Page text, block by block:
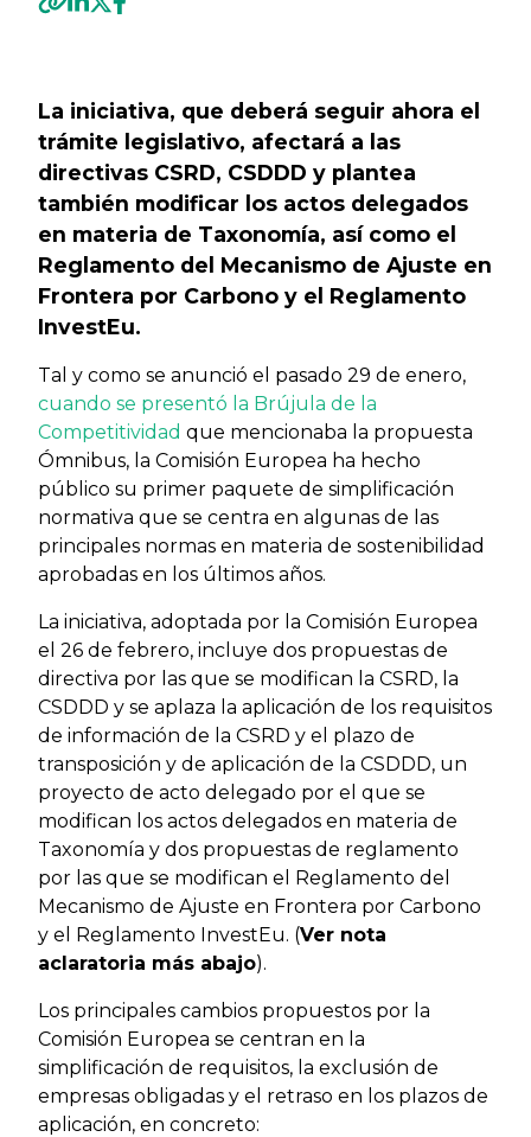
La iniciativa, que deberá seguir ahora el
trámite legislativo, afectará a las
directivas CSRD, CSDDD y plantea
también modificar los actos delegados
en materia de Taxonomía, así como el
Reglamento del Mecanismo de Ajuste en
Frontera por Carbono y el Reglamento
InvestEu.
Tal y como se anunció el pasado 29 de enero,
cuando se presentó la Brújula de la
Competitividad que mencionaba la propuesta
Ómnibus, la Comisión Europea ha hecho
público su primer paquete de simplificación
normativa que se centra en algunas de las
principales normas en materia de sostenibilidad
aprobadas en los últimos años.
La iniciativa, adoptada por la Comisión Europea
el 26 de febrero, incluye dos propuestas de
directiva por las que se modifican la CSRD, la
CSDDD y se aplaza la aplicación de los requisitos
de información de la CSRD y el plazo de
transposición y de aplicación de la CSDDD, un
proyecto de acto delegado por el que se
modifican los actos delegados en materia de
Taxonomía y dos propuestas de reglamento
por las que se modifican el Reglamento del
Mecanismo de Ajuste en Frontera por Carbono
y el Reglamento InvestEu. (Ver nota
aclaratoria más abajo).
Los principales cambios propuestos por la
Comisión Europea se centran en la
simplificación de requisitos, la exclusión de
empresas obligadas y el retraso en los plazos de
aplicación, en concreto: